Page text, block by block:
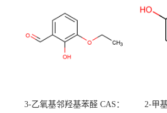
3-乙氧基邻羟基苯醛 CAS：
2-甲